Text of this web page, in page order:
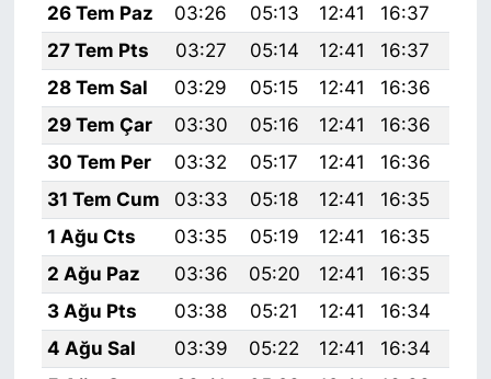
26 Tem Paz
03:26 05:13 12:41 16:37
27 Tem Pts
03:27 05:14 12:41 16:37
28 Tem Sal
03:29 05:15 12:41 16:36
29 Tem Çar
03:30 05:16 12:41 16:36
30 Tem Per
03:32 05:17 12:41 16:36
31 Tem Cum
03:33 05:18 12:41 16:35
1 Ağu Cts
03:35 05:19 12:41 16:35
2 Ağu Paz
03:36 05:20 12:41 16:35
3 Ağu Pts
03:38 05:21 12:41 16:34
4 Ağu Sal
03:39 05:22 12:41 16:34